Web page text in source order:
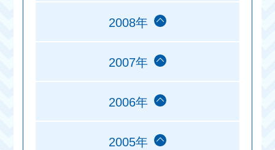
2008年
2007年
2006年
2005年